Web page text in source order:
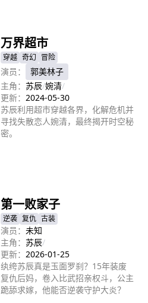
万界超市
穿越 奇幻 冒险
演员：
郭美林子
主角： 苏辰/婉清/
更新： 2024-05-30
苏辰利用超市穿越各界，化解危机并
寻找失散恋人婉清，最终揭开时空秘
密。
第一败家子
逆袭 复仇 古装
演员： 未知
主角： 苏辰/
更新： 2026-01-25
纨绔苏辰真是玉面罗刹？15年装废
复仇后妈，卷入比武招亲权斗，公主
跪舔求嫁，他能否逆袭守护大炎？